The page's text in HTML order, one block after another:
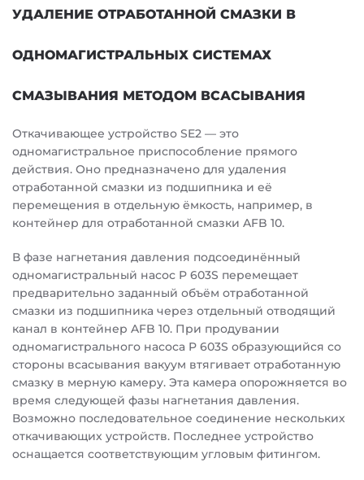
УДАЛЕНИЕ ОТРАБОТАННОЙ СМАЗКИ В
ОДНОМАГИСТРАЛЬНЫХ СИСТЕМАХ
СМАЗЫВАНИЯ МЕТОДОМ ВСАСЫВАНИЯ
Откачивающее устройство SE2 — это
одномагистральное приспособление прямого
действия. Оно предназначено для удаления
отработанной смазки из подшипника и её
перемещения в отдельную ёмкость, например, в
контейнер для отработанной смазки AFB 10.
В фазе нагнетания давления подсоединённый
одномагистральный насос P 603S перемещает
предварительно заданный объём отработанной
смазки из подшипника через отдельный отводящий
канал в контейнер AFB 10. При продувании
одномагистрального насоса P 603S образующийся со
стороны всасывания вакуум втягивает отработанную
смазку в мерную камеру. Эта камера опорожняется во
время следующей фазы нагнетания давления.
Возможно последовательное соединение нескольких
откачивающих устройств. Последнее устройство
оснащается соответствующим угловым фитингом.